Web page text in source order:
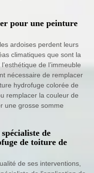
pour une peinture
ardoises perdent leurs
climatiques que sont la
de l’immeuble
nécessaire de remplacer
hydrofuge colorée de
remplacer la couleur de
une grosse somme
de
de toiture de
de ses interventions,